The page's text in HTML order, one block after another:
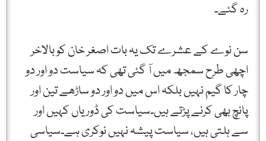
رہ گئے۔
سن نوے کے عشرے تک یہ بات اصغر خان کو بالاخر
اچھی طرح سمجھ میں آ گئی تھی کہ سیاست دو اور دو
چار کا گیم نہیں بلکہ اس میں دو اور دو ساڑھے تین اور
پانچ بھی کرنے پڑتے ہیں۔سیاست کی ڈوریاں کہیں اور
سے ہلتی ہیں، سیاست پیشہ نہیں نوکری ہے۔سیاسی